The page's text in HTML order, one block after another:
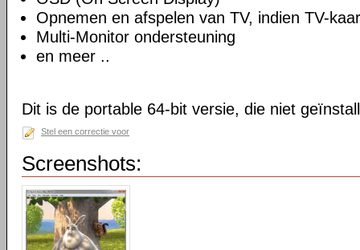
Opnemen en afspelen van TV, indien TV-
Multi-Monitor ondersteuning
en meer ..
Dit is de portable 64-bit versie, die niet
Stel een correctie voor
Screenshots: